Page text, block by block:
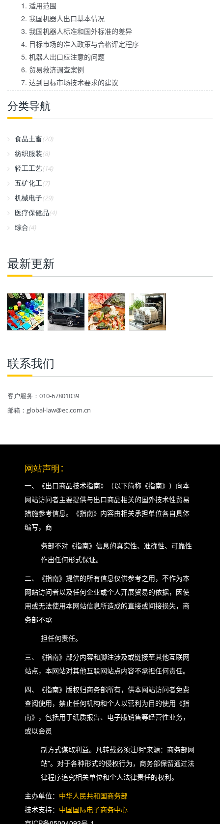
1. 适用范围
2. 我国机器人出口基本情况
3. 我国机器人标准和国外标准的差异
4. 目标市场的准入政策与合格评定程序
5. 机器人出口应注意的问题
6. 贸易救济调查案例
7. 达到目标市场技术要求的建议
分类导航
食品土畜(20)
纺织服装(8)
轻工工艺(14)
五矿化工(7)
机械电子(29)
医疗保健品(4)
综合(4)
最新更新
联系我们
客户服务：010-67801039
邮箱：global-law@ec.com.cn
网站声明 ：
一、《出口商品技术指南》（以下简称《指南》）向本
网站访问者主要提供与出口商品相关的国外技术性贸易
措施参考信息。《指南》内容由相关承担单位各自具体
编写，商
务部不对《指南》信息的真实性、准确性、可靠性
作出任何形式保证。
二、《指南》提供的所有信息仅供参考之用，不作为本
网站访问者以及任何企业或个人开展贸易的依据，因使
用或无法使用本网站信息所造成的直接或间接损失，商
务部不承
担任何责任。
三、《指南》部分内容和脚注涉及或链接至其他互联网
站点，本网站对其他互联网站点内容不承担任何责任。
四、《指南》版权归商务部所有，供本网站访问者免费
查阅使用，禁止任何机构和个人以营利为目的使用《指
南》，包括用于纸质报告、电子版销售等经营性业务，
或以会员
制方式谋取利益。凡转载必须注明“来源：商务部网
站”。对于各种形式的侵权行为，商务部保留通过法
律程序追究相关单位和个人法律责任的权利。
主办单位： 中华人民共和国商务部
技术支持： 中国国际电子商务中心